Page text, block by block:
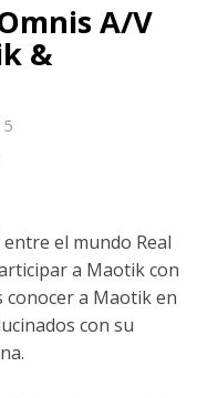
A/V
&
el mundo Real
a Maotik con
a Maotik en
con su